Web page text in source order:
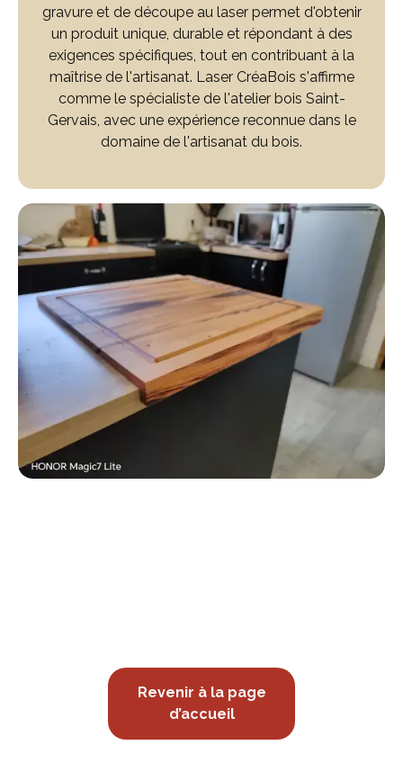
gravure et de découpe au laser permet d'obtenir
un produit unique, durable et répondant à des
exigences spécifiques, tout en contribuant à la
maîtrise de l'artisanat. Laser CréaBois s'affirme
comme le spécialiste de l'atelier bois Saint-
Gervais, avec une expérience reconnue dans le
domaine de l'artisanat du bois.
Revenir à la page
d’accueil